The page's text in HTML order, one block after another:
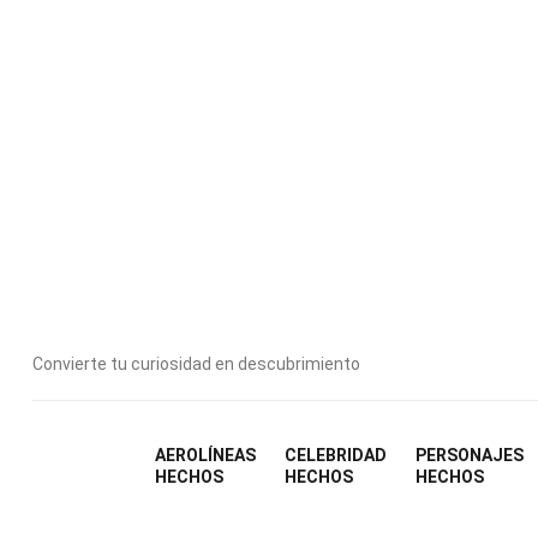
Convierte tu curiosidad en descubrimiento
AEROLÍNEAS
HECHOS
CELEBRIDAD
HECHOS
PERSONAJES
HECHOS